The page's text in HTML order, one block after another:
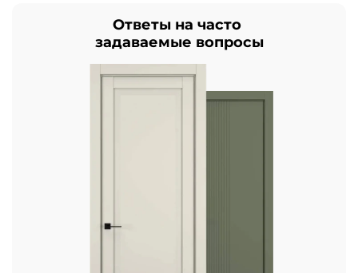
Ответы на часто
задаваемые вопросы